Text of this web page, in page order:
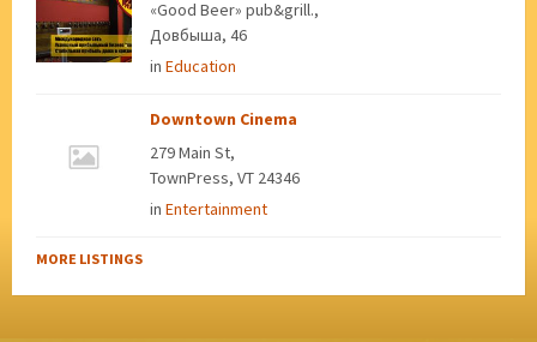
«Good Beer» pub&grill.,
Довбыша, 46
in Education
Downtown Cinema
279 Main St,
TownPress, VT 24346
in Entertainment
MORE LISTINGS